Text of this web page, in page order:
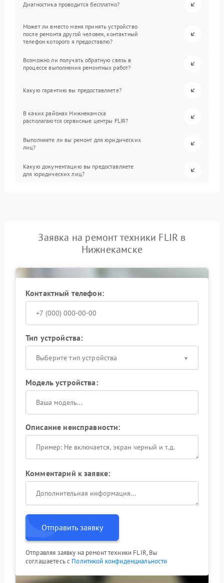
Диагностика проводится бесплатно?
Может ли вместо меня принять устройство
после ремонта другой человек, контактный
телефон которого я предоставлю?
Возможно ли получать обратную связь в
процессе выполнения ремонтных работ?
Какую гарантию вы предоставляете?
В каких районах Нижнекамска
располагаются сервисные центры FLIR?
Выполняете ли вы ремонт для юридических
лиц?
Какую документацию вы предоставляете
для юридических лиц?
Заявка на ремонт техники FLIR в
Нижнекамске
Контактный телефон:
Тип устройства:
Выберите тип устройства
Модель устройства:
Описание неисправности:
Комментарий к заявке:
Отправить заявку
Отправляя заявку на ремонт техники FLIR, Вы
соглашаетесь с Политикой конфиденциальности